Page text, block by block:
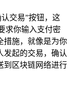
交易”按钮，这
求你输入支付密
措施，就像是为你
发起的交易，确认
到区块链网络进行